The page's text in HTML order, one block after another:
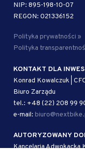
NIP: 895-198-10-07
REGON: 021336152
Polityka prywatności »
Polityka
KONTAKT DLA
Konrad Kowalczuk |
Biuro Zarządu
tel.: +48 (22) 208 99
e-mail:
AUTORYZOWANY
Kancelaria Adwokacka